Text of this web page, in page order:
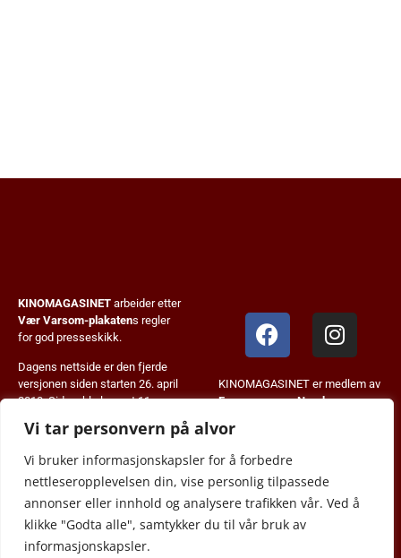
Vi tar personvern på alvor
Vi bruker informasjonskapsler for å forbedre
nettleseropplevelsen din, vise personlig tilpassede
annonser eller innhold og analysere trafikken vår. Ved å
klikke "Godta alle", samtykker du til vår bruk av
informasjonskapsler.
KINOMAGASINET arbeider etter
Vær Varsom-plakatens regler
for god presseskikk.
Dagens nettside er den fjerde
versjonen siden starten 26. april
2013. Siden ble lansert 11.
innført i august 2023.
© 2013-2026 JB Forlag.
og kan ikke gjengis uten
tillatelse.
KINOMAGASINET er medlem av
FagpressenogNorsk